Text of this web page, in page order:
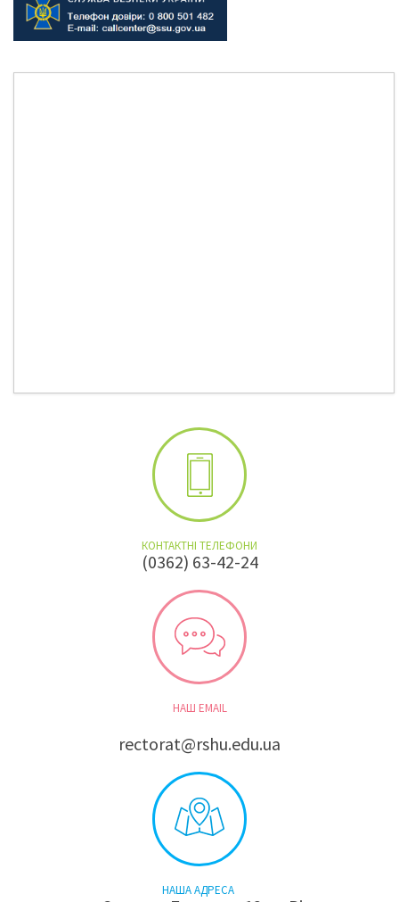
КОНТАКТНІ ТЕЛЕФОНИ
(0362) 63-42-24
НАШ EMAIL
rectorat@rshu.edu.ua
НАША АДРЕСА